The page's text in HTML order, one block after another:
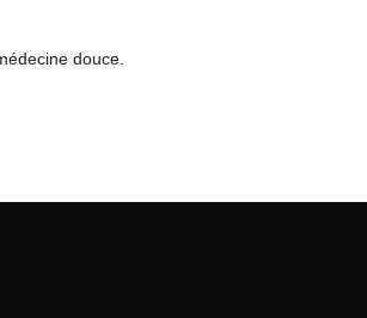
douce.